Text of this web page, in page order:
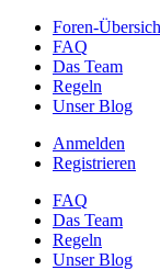
Foren-
FAQ
Das Team
Regeln
Unser Blog
Anmelden
Registrieren
FAQ
Das Team
Regeln
Unser Blog